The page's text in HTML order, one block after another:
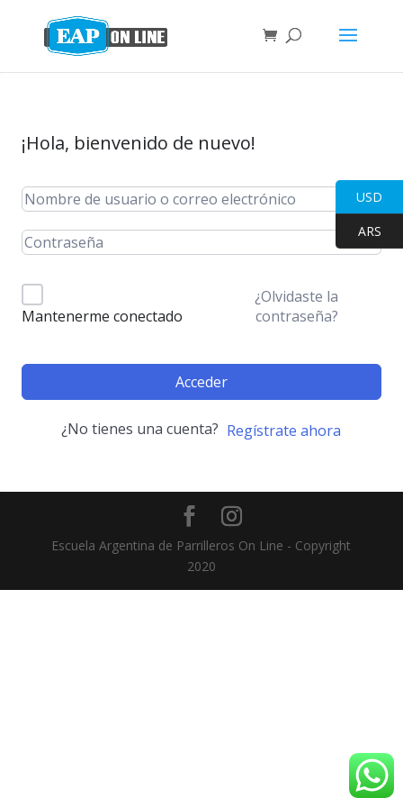
¡Hola, bienvenido de nuevo!
Mantenerme conectado
¿Olvidaste la
contraseña?
Acceder
¿No tienes una cuenta? Regístrate ahora
Escuela Argentina de Parrilleros On Line - Copyright
2020
USD
ARS